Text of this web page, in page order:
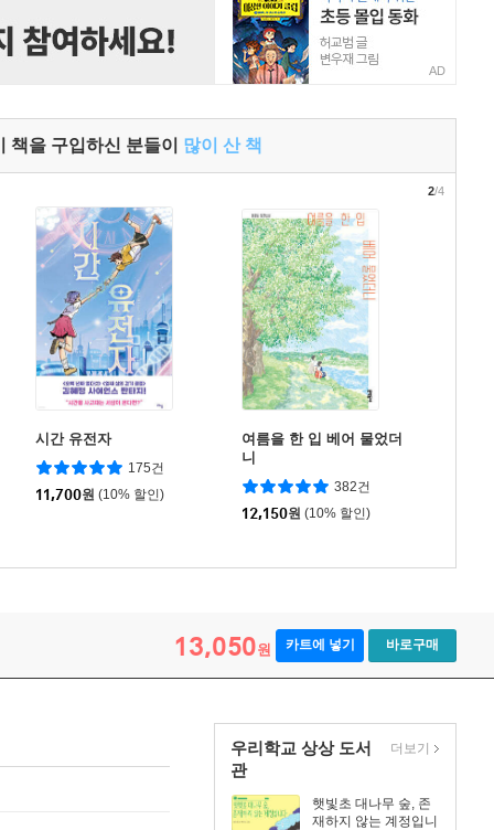
AD
책을 구입하신 분들이 많이 산 책
시간 유전자
175건
11,700원 (10% 할인)
여름을 한 입 베어 물었더
니
382건
12,150원 (10% 할인)
2/4
13,050원 카트에 넣기 바로구매
우리학교 상상 도서
관
햇빛초 대나무 숲, 존
재하지 않는 계정입니
더보기